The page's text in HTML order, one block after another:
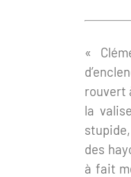
«
rouvert
la
des
à fait